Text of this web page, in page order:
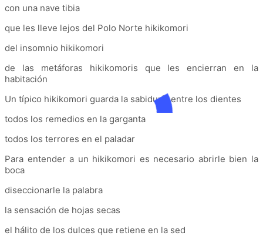
con una nave tibia
que les lleve lejos del Polo Norte hikikomori
del insomnio hikikomori
de las metáforas hikikomoris que les encierran en la
habitación
Un típico hikikomori guarda la sabiduría entre los dientes
todos los remedios en la garganta
todos los terrores en el paladar
Para entender a un hikikomori es necesario abrirle bien la
boca
diseccionarle la palabra
la sensación de hojas secas
el hálito de los dulces que retiene en la sed